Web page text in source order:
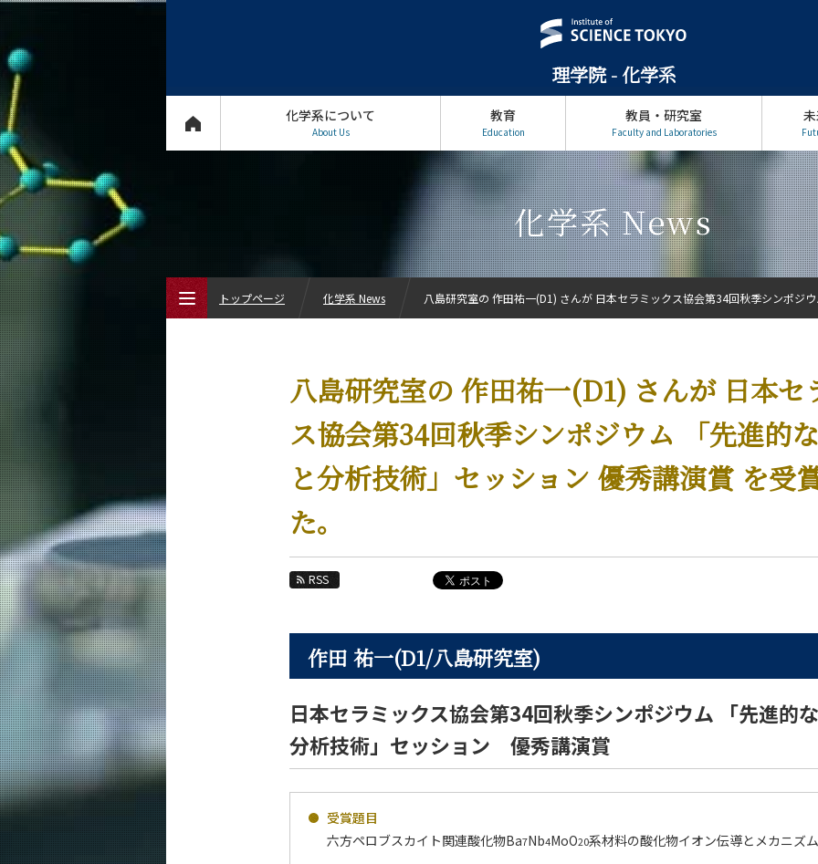
理学院 - 化学系
化学系について
About Us
教育
Education
教員・研究室
Faculty and Laboratories
化学系 News
八島研究室の 作田祐一(D1) さんが 日本セ
ス協会第34回秋季シンポジウム 「先進的
と分析技術」セッション 優秀講演賞 を受
た。
RSS
作田 祐一(D1/八島研究室)
日本セラミックス協会第34回秋季シンポジウム 「先進的
分析技術」セッション 優秀講演賞
受賞題目
六方ペロブスカイト関連酸化物Ba7Nb4MoO20系材料の酸化物イオン伝導とメカニズム
トップページ 化学系 News 八島研究室の 作田祐一(D1) さんが 日本セラミックス協会第34回秋季シンポジ
イベントカレンダー